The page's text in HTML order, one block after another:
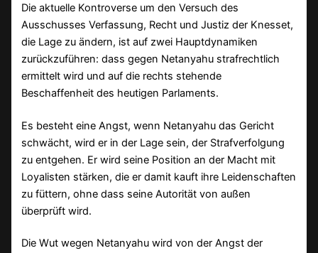
Die aktuelle Kontroverse um den Versuch des
Ausschusses Verfassung, Recht und Justiz der Knesset,
die Lage zu ändern, ist auf zwei Hauptdynamiken
zurückzuführen: dass gegen Netanyahu strafrechtlich
ermittelt wird und auf die rechts stehende
Beschaffenheit des heutigen Parlaments.
Es besteht eine Angst, wenn Netanyahu das Gericht
schwächt, wird er in der Lage sein, der Strafverfolgung
zu entgehen. Er wird seine Position an der Macht mit
Loyalisten stärken, die er damit kauft ihre Leidenschaften
zu füttern, ohne dass seine Autorität von außen
überprüft wird.
Die Wut wegen Netanyahu wird von der Angst der